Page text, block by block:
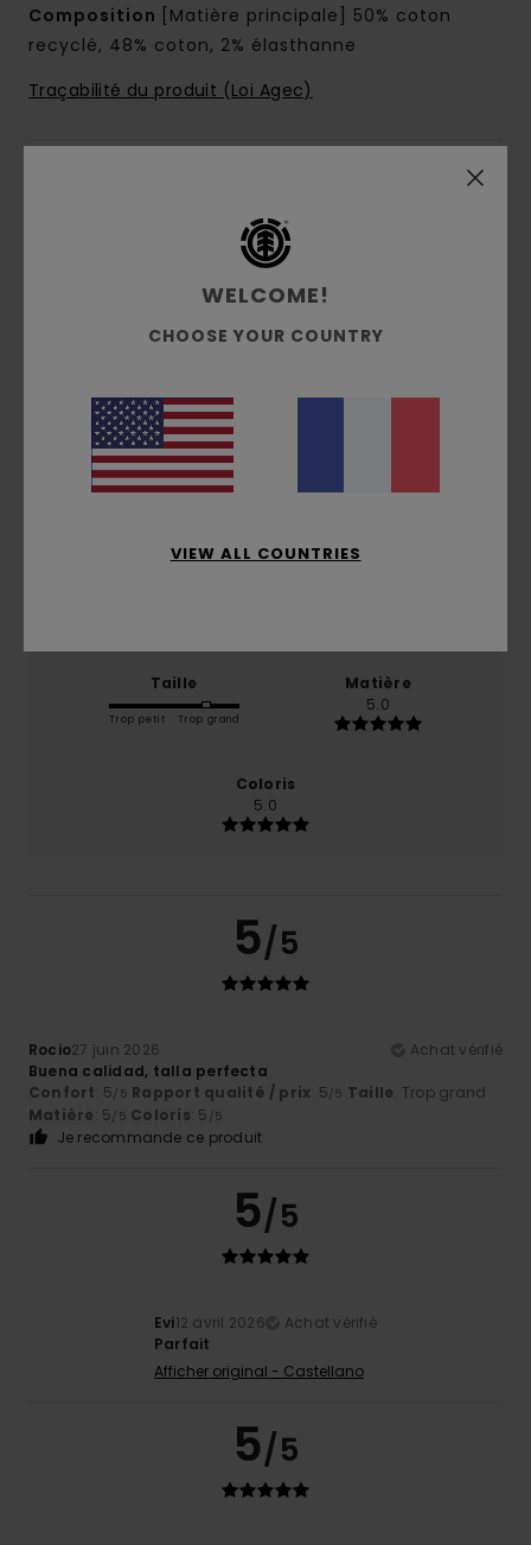
Composition
[Matière principale] 50% coton
recyclé, 48% coton, 2% élasthanne
Traçabilité du produit (Loi Agec)
5.0
Taille
Trop petit Trop grand
Matière
5.0
Coloris
5.0
5/5
Rocio27 juin 2026
Achat vérifié
Buena calidad, talla perfecta
Confort: 5/5 Rapport qualité / prix: 5/5 Taille: Trop grand
Matière: 5/5 Coloris: 5 /5
Je recommande ce produit
5/5
Evi12 avril 2026
Achat vérifié
Parfait
Afficher original - Castellano
5/5
WELCOME!
CHOOSE YOUR COUNTRY
VIEW ALL COUNTRIES